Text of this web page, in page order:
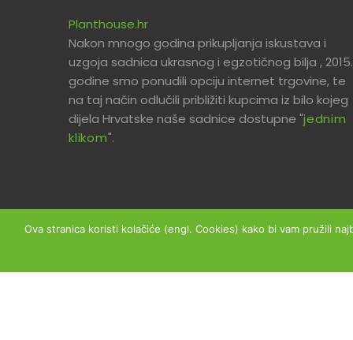
Planthouse.hr
Nakon mnogo godina prikupljanja iskustava i
uzgoja sadnica ukrasnog i egzotičnog bilja , 2015.
godine smo ponudili opciju internet trgovine, te
na taj način odlučili približiti kupcima iz bilo kojeg
dijela Hrvatske naše sadnice dostupne "jednim
klikom".
Ova stranica koristi kolačiće (engl. Cookies) kako bi vam pružili